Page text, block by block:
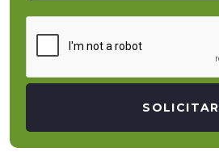
SOLICITAR